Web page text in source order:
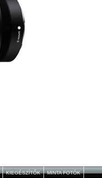
KIEGÉSZÍTŐK MINTA FOTÓK